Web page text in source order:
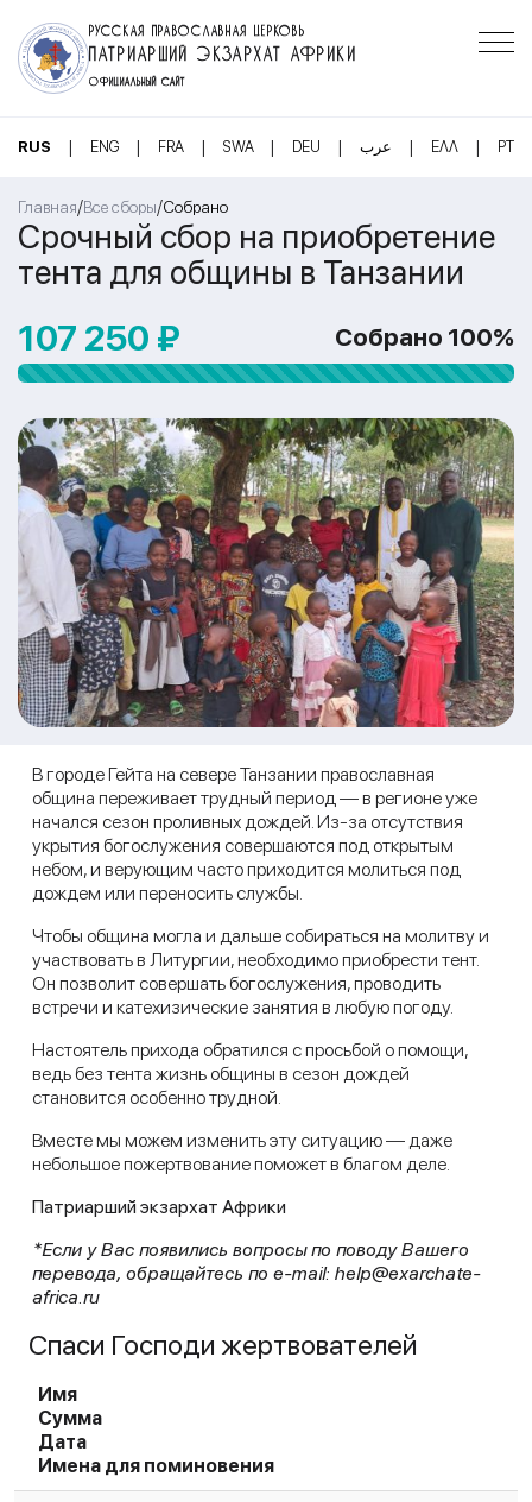
РУССКАЯ ПРАВОСЛАВНАЯ ЦЕРКОВЬ
ПАТРИАРШИЙ ЭКЗАРХАТ АФРИКИ
ОФИЦИАЛЬНЫЙ САЙТ
RUS | ENG | FRA | SWA | DEU | عرب | ΕΛΛ | PT
Главная/Все сборы/Собрано
Срочный сбор на приобретение
тента для общины в Танзании
107 250 ₽ Собрано 100%
В городе Гейта на севере Танзании православная
община переживает трудный период — в регионе уже
начался сезон проливных дождей. Из-за отсутствия
укрытия богослужения совершаются под открытым
небом, и верующим часто приходится молиться под
дождем или переносить службы.
Чтобы община могла и дальше собираться на молитву и
участвовать в Литургии, необходимо приобрести тент.
Он позволит совершать богослужения, проводить
встречи и катехизические занятия в любую погоду.
Настоятель прихода обратился с просьбой о помощи,
ведь без тента жизнь общины в сезон дождей
становится особенно трудной.
Вместе мы можем изменить эту ситуацию — даже
небольшое пожертвование поможет в благом деле.
Патриарший экзархат Африки
*Если у Вас появились вопросы по поводу Вашего
перевода, обращайтесь по e-mail: help@exarchate-
africa.ru
Спаси Господи жертвователей
Имя
Сумма
Дата
Имена для поминовения